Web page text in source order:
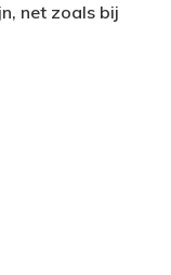
net zoals bij